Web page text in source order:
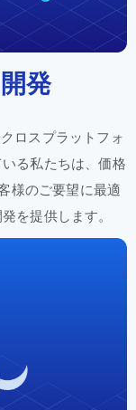
開発
クロス プラットフォ
る私たちは、価格
様のご要望に最適
発を提供します。